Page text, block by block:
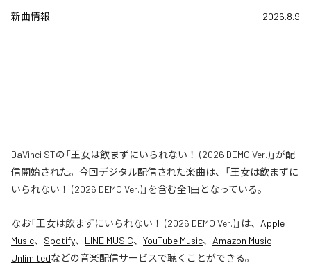
新曲情報 2026.8.9
DaVinci STの「王女は飲まずにいられない！ (2026 DEMO Ver.)」が配
信開始された。今回デジタル配信された楽曲は、「王女は飲まずに
いられない！ (2026 DEMO Ver.)」を含む全1曲となっている。
なお「王女は飲まずにいられない！ (2026 DEMO Ver.)」は、 Apple
Music、 Spotify、 LINE MUSIC、 YouTube Music、 Amazon Music
Unlimitedなどの音楽配信サービスで聴くことができる。